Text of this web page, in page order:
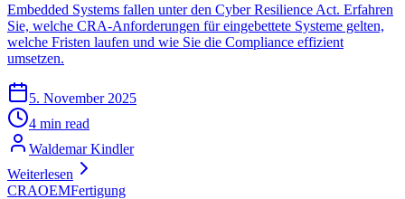
Embedded Systems fallen unter den Cyber Resilience Act. Erfahren
Sie, welche CRA-Anforderungen für eingebettete Systeme gelten,
welche Fristen laufen und wie Sie die Compliance effizient
umsetzen.
5. November 2025
4 min read
Waldemar Kindler
Weiterlesen
CRAOEMFertigung